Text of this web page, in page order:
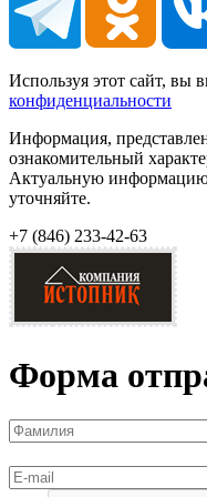
Используя этот сайт, вы
конфиденциальности
Информация,
ознакомительный
Актуальную
уточняйте.
+7 (846) 233-42-63
Форма